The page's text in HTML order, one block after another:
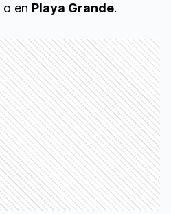
o en Playa Grande.